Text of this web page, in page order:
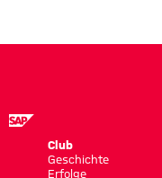
Club
Geschichte
Erfolge